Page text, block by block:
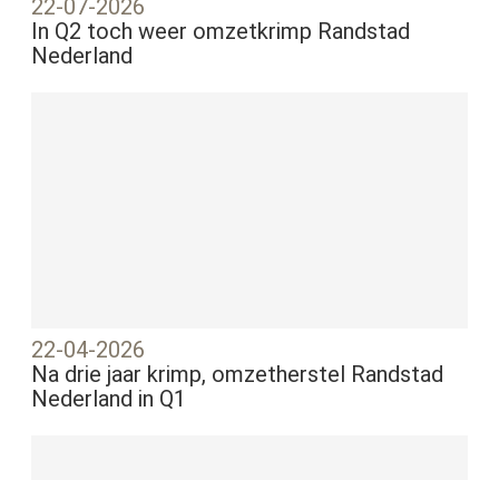
22-07-2026
In Q2 toch weer omzetkrimp Randstad
Nederland
22-04-2026
Na drie jaar krimp, omzetherstel Randstad
Nederland in Q1